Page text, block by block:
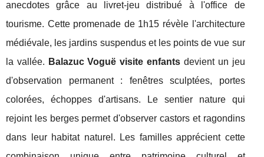
anecdotes grâce au livret-jeu distribué à l'office de
tourisme. Cette promenade de 1h15 révèle l'architecture
médiévale, les jardins suspendus et les points de vue sur
la vallée. Balazuc Voguë visite enfants devient un jeu
d'observation permanent : fenêtres sculptées, portes
colorées, échoppes d'artisans. Le sentier nature qui
rejoint les berges permet d'observer castors et ragondins
dans leur habitat naturel. Les familles apprécient cette